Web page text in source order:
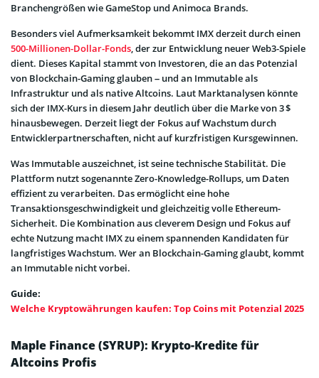
Branchengrößen wie GameStop und Animoca Brands.
Besonders viel Aufmerksamkeit bekommt IMX derzeit durch einen
500-Millionen-Dollar-Fonds, der zur Entwicklung neuer Web3-Spiele
dient. Dieses Kapital stammt von Investoren, die an das Potenzial
von Blockchain-Gaming glauben – und an Immutable als
Infrastruktur und als native Altcoins. Laut Marktanalysen könnte
sich der IMX-Kurs in diesem Jahr deutlich über die Marke von 3 $
hinausbewegen. Derzeit liegt der Fokus auf Wachstum durch
Entwicklerpartnerschaften, nicht auf kurzfristigen Kursgewinnen.
Was Immutable auszeichnet, ist seine technische Stabilität. Die
Plattform nutzt sogenannte Zero-Knowledge-Rollups, um Daten
effizient zu verarbeiten. Das ermöglicht eine hohe
Transaktionsgeschwindigkeit und gleichzeitig volle Ethereum-
Sicherheit. Die Kombination aus cleverem Design und Fokus auf
echte Nutzung macht IMX zu einem spannenden Kandidaten für
langfristiges Wachstum. Wer an Blockchain-Gaming glaubt, kommt
an Immutable nicht vorbei.
Guide:
Welche Kryptowährungen kaufen: Top Coins mit Potenzial 2025
Maple Finance (SYRUP): Krypto-Kredite für
Altcoins Profis